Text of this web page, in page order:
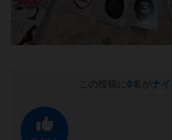
この投稿に 0名がナイ